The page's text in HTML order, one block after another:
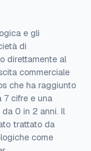
e gli
di
direttamente al
commerciale
che ha raggiunto
7 cifre e una
0 in 2 anni. Il
trattato da
come